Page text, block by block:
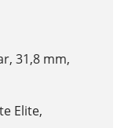
31,8 mm,
Elite,